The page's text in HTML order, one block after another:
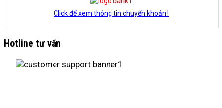
Click để xem thông tin chuyển khoản !
Hotline tư vấn